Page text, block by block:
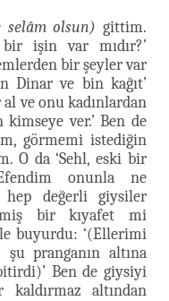
selâm olsun) gittim.
işin var mıdır?’
bir şeyler var
Dinar ve bin kağıt’
ve onu kadınlardan
kimseye ver.’ Ben de
görmemi istediğin
O da ‘Sehl, eski bir
onunla ne
hep değerli giysiler
bir kıyafet mi
buyurdu: ‘(Ellerimi
pranganın altına
Ben de giysiyi
kaldırmaz altından